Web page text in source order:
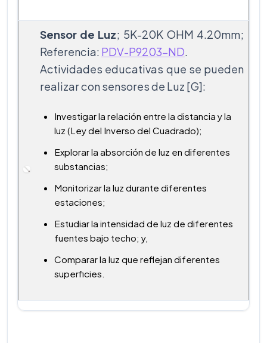
Sensor de Luz; 5K-20K OHM 4.20mm;
Referencia: PDV-P9203-ND.
Actividades educativas que se pueden
realizar con sensores de Luz [G]:
Investigar la relación entre la distancia y la
luz (Ley del Inverso del Cuadrado);
Explorar la absorción de luz en diferentes
substancias;
Monitorizar la luz durante diferentes
estaciones;
Estudiar la intensidad de luz de diferentes
fuentes bajo techo; y,
Comparar la luz que reflejan diferentes
superficies.